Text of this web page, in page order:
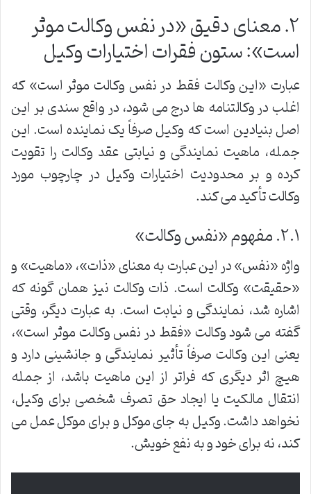
۲. معنای دقیق «در نفس وکالت موثر
است»: ستون فقرات اختیارات وکیل
عبارت «این وکالت فقط در نفس وکالت موثر است» که
اغلب در وکالتنامه ها درج می شود، در واقع سندی بر این
اصل بنیادین است که وکیل صرفاً یک نماینده است. این
جمله، ماهیت نمایندگی و نیابتی عقد وکالت را تقویت
کرده و بر محدودیت اختیارات وکیل در چارچوب مورد
وکالت تأکید می کند.
۲.۱. مفهوم «نفس وکالت»
واژه «نفس» در این عبارت به معنای «ذات»، «ماهیت» و
«حقیقت» وکالت است. ذات وکالت نیز همان گونه که
اشاره شد، نمایندگی و نیابت است. به عبارت دیگر، وقتی
گفته می شود وکالت «فقط در نفس وکالت موثر است»،
یعنی این وکالت صرفاً تأثیر نمایندگی و جانشینی دارد و
هیچ اثر دیگری که فراتر از این ماهیت باشد، از جمله
انتقال مالکیت یا ایجاد حق تصرف شخصی برای وکیل،
نخواهد داشت. وکیل به جای موکل و برای موکل عمل می
کند، نه برای خود و به نفع خویش.